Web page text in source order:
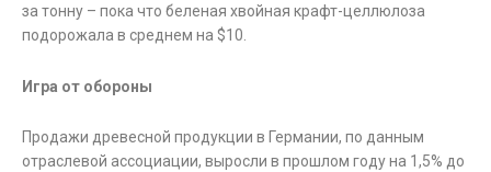
за тонну – пока что беленая хвойная крафт-целлюлоза
подорожала в среднем на $10.
Игра от обороны
Продажи древесной продукции в Германии, по данным
отраслевой ассоциации, выросли в прошлом году на 1,5% до